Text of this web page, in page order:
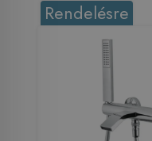
Rendelésre